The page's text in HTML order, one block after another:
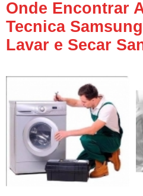
Onde Encontrar
Tecnica
Lavar e Secar